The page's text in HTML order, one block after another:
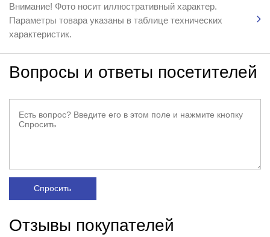
Внимание! Фото носит иллюстративный характер.
Параметры товара указаны в таблице технических
характеристик.
Вопросы и ответы посетителей
Спросить
Отзывы покупателей